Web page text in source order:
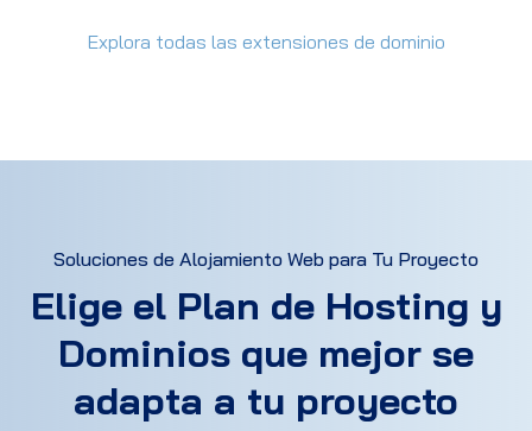
Explora todas las extensiones de dominio
Soluciones de Alojamiento Web para Tu Proyecto
Elige el Plan de Hosting y
Dominios que mejor se
adapta a tu proyecto